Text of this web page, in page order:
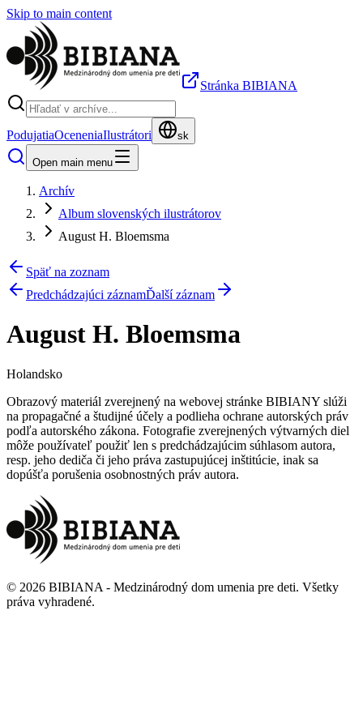
Skip to main content
Stránka BIBIANA
PodujatiaOceneniaIlustrátori sk
Open main menu
Archív
Album slovenských ilustrátorov
August H. Bloemsma
Späť na zoznam
Predchádzajúci záznamĎalší záznam
August H. Bloemsma
Holandsko
Obrazový materiál zverejnený na webovej stránke BIBIANY slúži
na propagačné a študijné účely a podlieha ochrane autorských práv
podľa autorského zákona. Fotografie zverejnených výtvarných diel
môže používateľ použiť len s predchádzajúcim súhlasom autora,
resp. jeho dediča či jeho práva zastupujúcej inštitúcie, inak sa
dopúšťa porušenia osobnostných práv autora.
© 2026 BIBIANA - Medzinárodný dom umenia pre deti. Všetky
práva vyhradené.